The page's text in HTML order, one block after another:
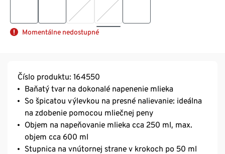
Momentálne nedostupné
Číslo produktu: 164550
Baňatý tvar na dokonalé napenenie mlieka
So špicatou výlevkou na presné nalievanie: ideálna
na zdobenie pomocou mliečnej peny
Objem na napeňovanie mlieka cca 250 ml, max.
objem cca 600 ml
Stupnica na vnútornej strane v krokoch po 50 ml